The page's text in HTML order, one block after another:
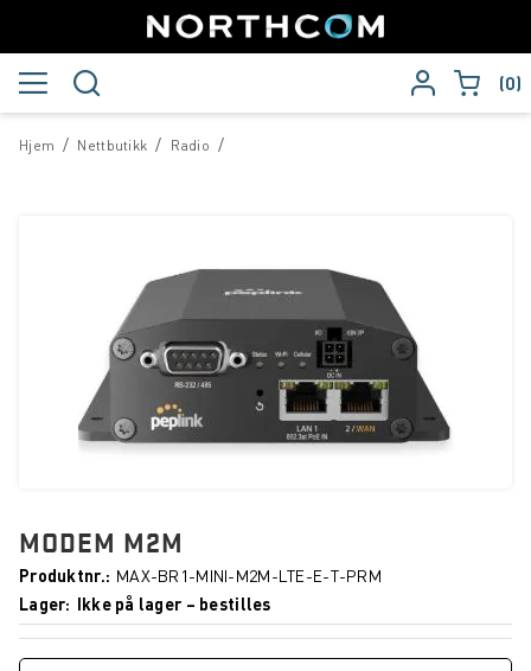
0
/
Hjem /
Nettbutikk /
Radio
MODEM M2M
Produktnr.
MAX-BR1-MINI-M2M-LTE-E-T-PRM
Lager
Ikke på lager – bestilles